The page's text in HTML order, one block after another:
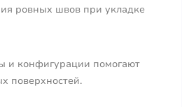
ровных швов при укладке
и конфигурации помогают
поверхностей.